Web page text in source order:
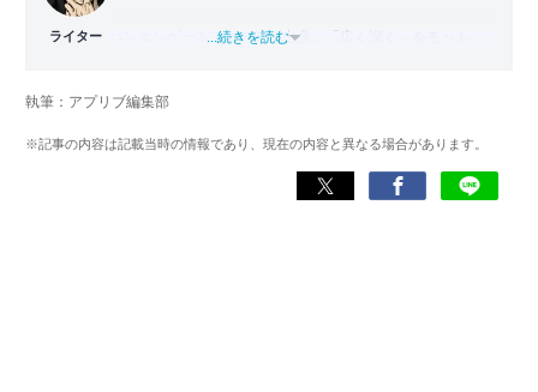
ライター バンタンゲームアカデミー 出身。「広く深く」をモットー
ゲームだけでも1,000本以上。ゲーム開発者を目指した経験
くして面白さを引き出し、人々に伝えるためゲームライタ
...続きを読む
執筆：アプリブ編集部
※記事の内容は記載当時の情報であり、現在の内容と異なる場合があります。